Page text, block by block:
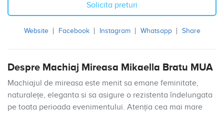
Solicita preturi
Website Facebook Instagram Whatsapp Share
Despre Machiaj Mireasa Mikaella Bratu MUA
Machiajul de mireasa este menit sa emane feminitate,
naturalețe, eleganta si sa asigure o rezistenta îndelungata
pe toata perioada evenimentului. Atenția cea mai mare